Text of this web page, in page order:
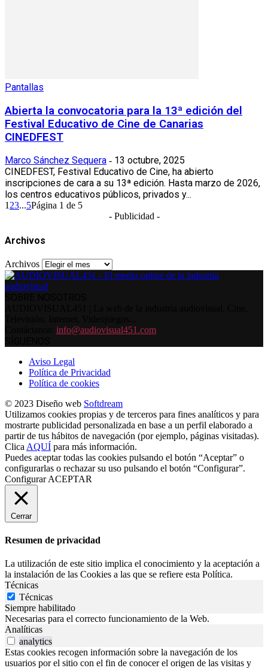
Pantallas
Abierta la convocatoria para la 13ª edición del
Festival Educativo de Cine de Canarias
CINEDFEST
Marco Sánchez Sequera - 13 octubre, 2025
CINEDFEST, Festival Educativo de Cine, ha abierto
inscripciones de cara a su 13ª edición. Hasta marzo de 2026,
los centros educativos públicos, privados y...
1 23...5Página 1 de 5
- Publicidad -
Archivos
Archivos
info@audiovisual451.com
Aviso Legal
Política de Privacidad
Política de cookies
© 2023 Diseño web Softdream
Utilizamos cookies propias y de terceros para fines analíticos y para
mostrarte publicidad personalizada en base a un perfil elaborado a
partir de tus hábitos de navegación (por ejemplo, páginas visitadas).
Clica AQUÍ para más información.
Puedes aceptar todas las cookies pulsando el botón “Aceptar” o
configurarlas o rechazar su uso pulsando el botón “Configurar”.
Configurar ACEPTAR
Cerrar
Resumen de privacidad
La utilización de este sitio implica el conocimiento y la aceptación a
la instalación de las Cookies a las que se refiere esta Política.
Técnicas
Técnicas
Siempre habilitado
Necesarias para el correcto funcionamiento de la Web.
Analíticas
analytics
Estas cookies recogen información sobre la navegación de los
usuarios por el sitio con el fin de conocer el origen de las visitas y